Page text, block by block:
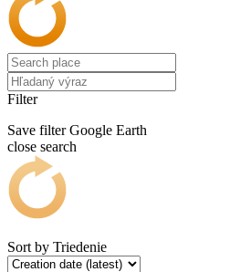
Filter
Save filter Google Earth
close search
Sort by Triedenie